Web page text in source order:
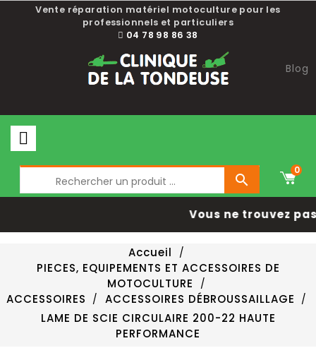
Vente réparation matériel motoculture pour les
professionnels et particuliers
04 78 98 86 38
Blog

0
Vous ne trouvez
Accueil
PIECES, EQUIPEMENTS ET ACCESSOIRES DE
MOTOCULTURE
ACCESSOIRES
ACCESSOIRES DÉBROUSSAILLAGE
LAME DE SCIE CIRCULAIRE 200-22 HAUTE
PERFORMANCE